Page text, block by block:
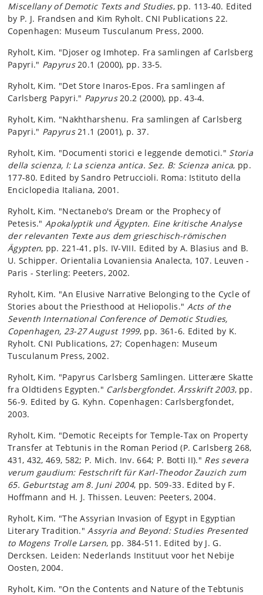
Miscellany of Demotic Texts and Studies, pp. 113-40. Edited
by P. J. Frandsen and Kim Ryholt. CNI Publications 22.
Copenhagen: Museum Tusculanum Press, 2000.
Ryholt, Kim. "Djoser og Imhotep. Fra samlingen af Carlsberg
Papyri." Papyrus20.1 (2000), pp. 33-5.
Ryholt, Kim. "Det Store Inaros-Epos. Fra samlingen af
Carlsberg Papyri." Papyrus20.2 (2000), pp. 43-4.
Ryholt, Kim. "Nakhtharshenu. Fra samlingen af Carlsberg
Papyri." Papyrus21.1 (2001), p. 37.
Ryholt, Kim. "Documenti storici e leggende demotici." Storia
della scienza, I: La scienza antica. Sez. B: Scienza anica, pp.
177-80. Edited by Sandro Petruccioli. Roma: Istituto della
Enciclopedia Italiana, 2001.
Ryholt, Kim. "Nectanebo's Dream or the Prophecy of
Petesis." Apokalyptik und Ägypten. Eine kritische Analyse
der relevanten Texte aus dem grieschisch-römischen
Ägypten, pp. 221-41, pls. IV-VIII. Edited by A. Blasius and B.
U. Schipper. Orientalia Lovaniensia Analecta, 107. Leuven -
Paris - Sterling: Peeters, 2002.
Ryholt, Kim. "An Elusive Narrative Belonging to the Cycle of
Stories about the Priesthood at Heliopolis." Acts of the
Seventh International Conference of Demotic Studies,
Copenhagen, 23-27 August 1999, pp. 361-6. Edited by K.
Ryholt. CNI Publications, 27; Copenhagen: Museum
Tusculanum Press, 2002.
Ryholt, Kim. "Papyrus Carlsberg Samlingen. Litterære Skatte
fra Oldtidens Egypten." Carlsbergfondet. Årsskrift 2003, pp.
56-9. Edited by G. Kyhn. Copenhagen: Carlsbergfondet,
2003.
Ryholt, Kim. "Demotic Receipts for Temple-Tax on Property
Transfer at Tebtunis in the Roman Period (P. Carlsberg 268,
431, 432, 469, 582; P. Mich. Inv. 664; P. Botti II)." Res severa
verum gaudium: Festschrift für Karl-Theodor Zauzich zum
65. Geburtstag am 8. Juni 2004, pp. 509-33. Edited by F.
Hoffmann and H. J. Thissen. Leuven: Peeters, 2004.
Ryholt, Kim. "The Assyrian Invasion of Egypt in Egyptian
Literary Tradition."Assyria and Beyond: Studies Presented
to Mogens Trolle Larsen, pp. 384-511. Edited by J. G.
Dercksen. Leiden: Nederlands Instituut voor het Nebije
Oosten, 2004.
Ryholt, Kim. "On the Contents and Nature of the Tebtunis